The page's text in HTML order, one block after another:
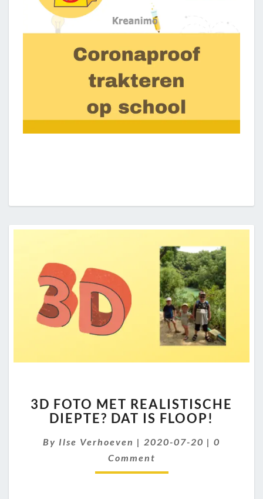
FOTO
MET
DIEPTE?
DAT
IS
3D FOTO MET REALISTISCHE
DIEPTE? DAT IS FLOOP!
By Ilse Verhoeven | 2020-07-20 | 0
Comment